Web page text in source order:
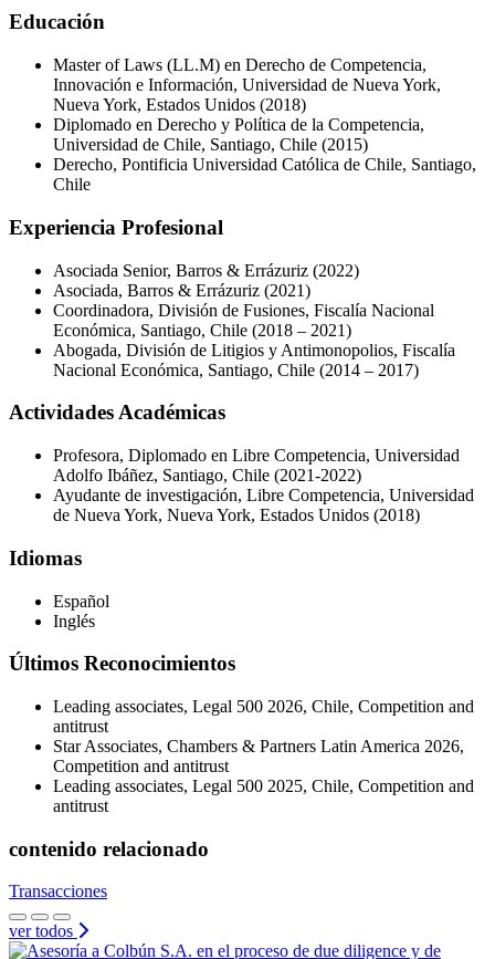
Educación
Master of Laws (LL.M) en Derecho de Competencia,
Innovación e Información, Universidad de Nueva York,
Nueva York, Estados Unidos (2018)
Diplomado en Derecho y Política de la Competencia,
Universidad de Chile, Santiago, Chile (2015)
Derecho, Pontificia Universidad Católica de Chile, Santiago,
Chile
Experiencia Profesional
Asociada Senior, Barros & Errázuriz (2022)
Asociada, Barros & Errázuriz (2021)
Coordinadora, División de Fusiones, Fiscalía Nacional
Económica, Santiago, Chile (2018 – 2021)
Abogada, División de Litigios y Antimonopolios, Fiscalía
Nacional Económica, Santiago, Chile (2014 – 2017)
Actividades Académicas
Profesora, Diplomado en Libre Competencia, Universidad
Adolfo Ibáñez, Santiago, Chile (2021-2022)
Ayudante de investigación, Libre Competencia, Universidad
de Nueva York, Nueva York, Estados Unidos (2018)
Idiomas
Español
Inglés
Últimos Reconocimientos
Leading associates, Legal 500 2026, Chile, Competition and
antitrust
Star Associates, Chambers & Partners Latin America 2026,
Competition and antitrust
Leading associates, Legal 500 2025, Chile, Competition and
antitrust
contenido relacionado
Transacciones
ver todos